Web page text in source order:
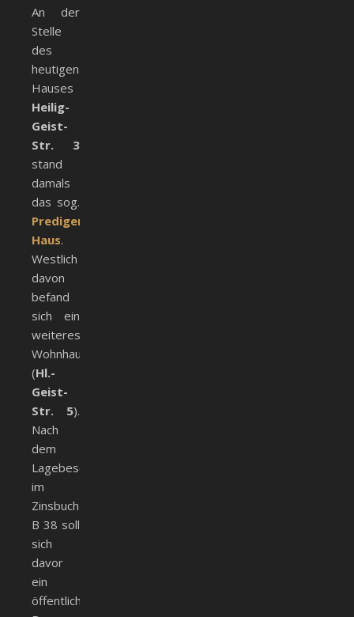
An der
Stelle
des
heutigen
Hauses
Heilig-
Geist-
Str. 3
stand
damals
das sog.
Prediger-
Haus.
Westlich
davon
befand
sich ein
weiteres
Wohnhaus
(Hl.-
Geist-
Str. 5).
Nach
dem
Lagebeschrieb
im
Zinsbuch
B 38 soll
sich
davor
ein
öffentlicher